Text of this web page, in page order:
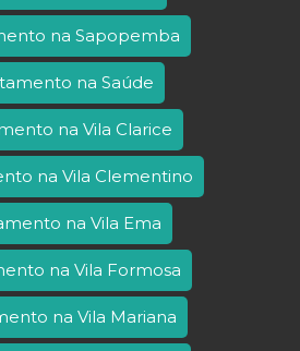
na Sapopemba
na Saúde
na Vila Clarice
na Vila Clementino
na Vila Ema
na Vila Formosa
na Vila Mariana